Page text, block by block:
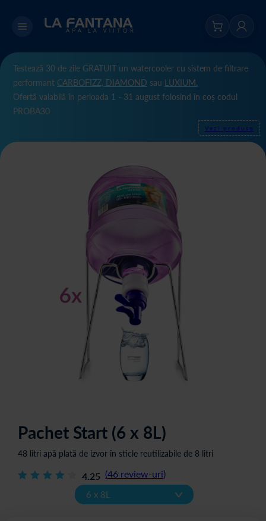
Testează 30 de zile GRATUIT un watercooler cu sistem de filtrare
performant CARBOFIZZ, DIAMOND sau LUXIUM.
Ofertă valabilă în perioada 1 - 31 august folosind în coș codul
PROBA30
Vezi produse
Pachet Start (6 x 8L)
48 litri apă plată de izvor în sticle reutilizabile de 8 litri
4.25 (46 review-uri)
v
6 x 8L